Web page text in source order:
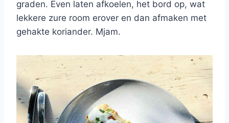
graden. Even laten afkoelen, het bord op, wat
lekkere zure room erover en dan afmaken met
gehakte koriander. Mjam.